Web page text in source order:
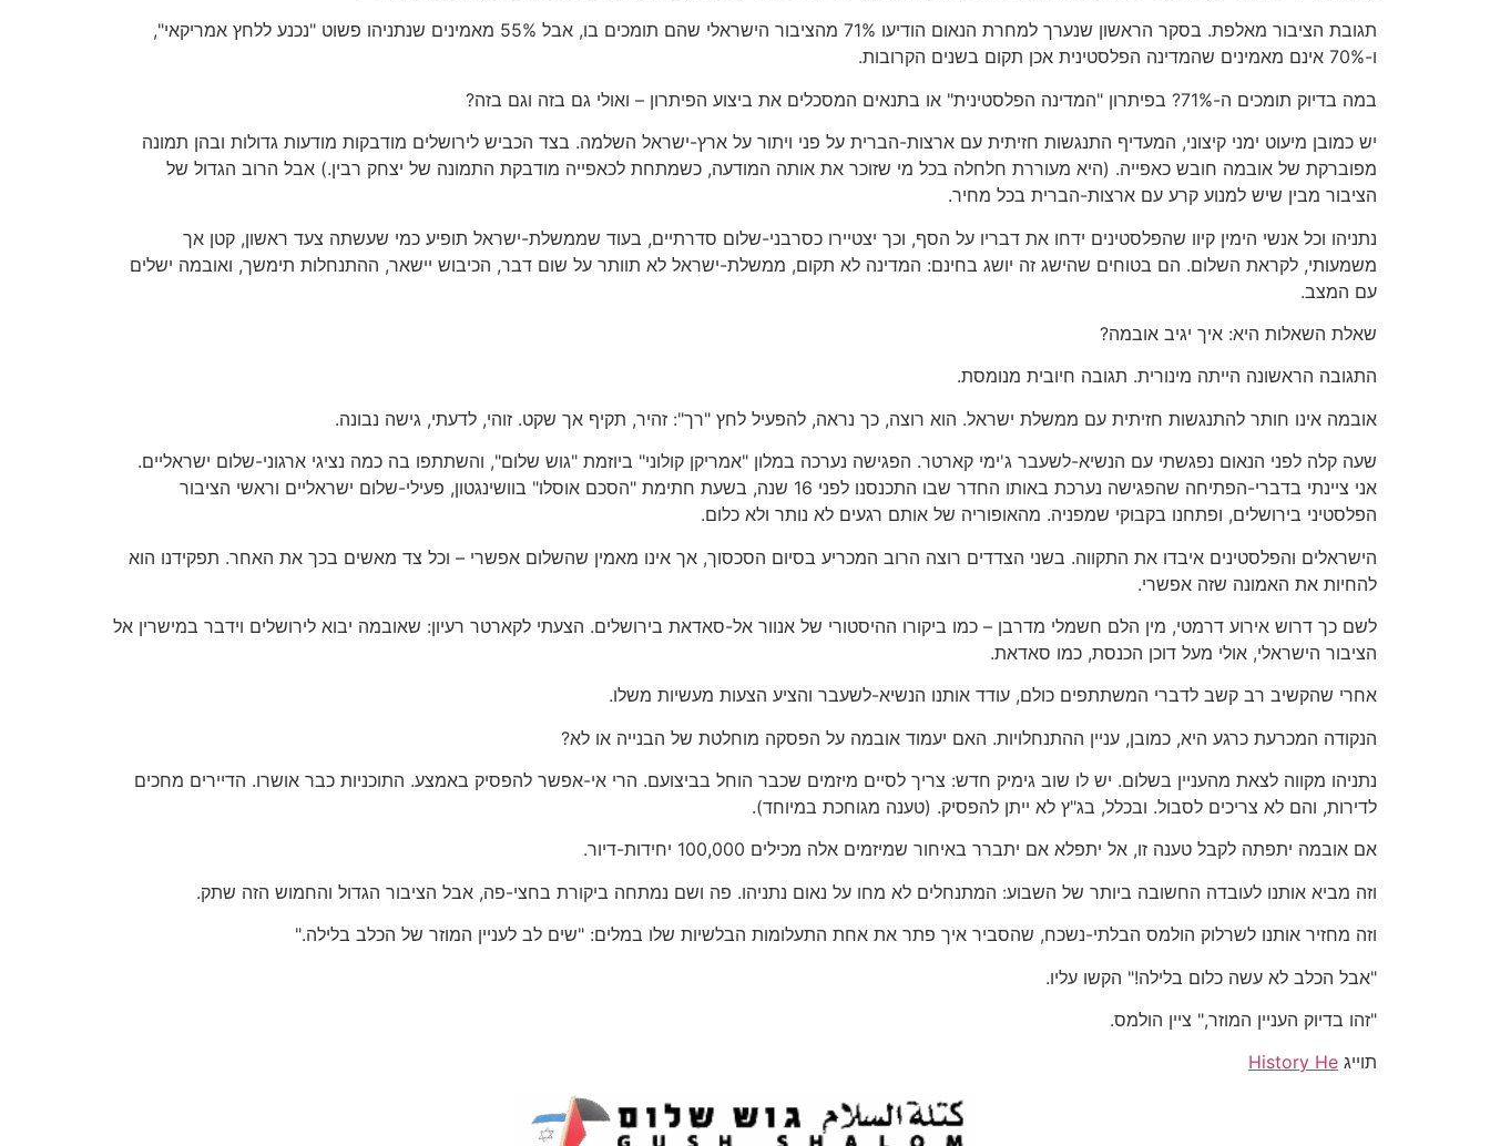
תגובת הציבור מאלפת. בסקר הראשון שנערך למחרת הנאום הודיעו 71% מהציבור הישראלי שהם תומכים בו, אבל 55% מאמינים שנתניהו פשוט "נכנע ללחץ אמריקאי",
ו-70% אינם מאמינים שהמדינה הפלסטינית אכן תקום בשנים הקרובות.
במה בדיוק תומכים ה-71%? בפיתרון "המדינה הפלסטינית" או בתנאים המסכלים את ביצוע הפיתרון – ואולי גם בזה וגם בזה?
יש כמובן מיעוט ימני קיצוני, המעדיף התנגשות חזיתית עם ארצות-הברית על פני ויתור על ארץ-ישראל השלמה. בצד הכביש לירושלים מודבקות מודעות גדולות ובהן תמונה
מפוברקת של אובמה חובש כאפייה. (היא מעוררת חלחלה בכל מי שזוכר את אותה המודעה, כשמתחת לכאפייה מודבקת התמונה של יצחק רבין.) אבל הרוב הגדול של
הציבור מבין שיש למנוע קרע עם ארצות-הברית בכל מחיר.
נתניהו וכל אנשי הימין קיוו שהפלסטינים ידחו את דבריו על הסף, וכך יצטיירו כסרבני-שלום סדרתיים, בעוד שממשלת-ישראל תופיע כמי שעשתה צעד ראשון, קטן אך
משמעותי, לקראת השלום. הם בטוחים שהישג זה יושג בחינם: המדינה לא תקום, ממשלת-ישראל לא תוותר על שום דבר, הכיבוש יישאר, ההתנחלות תימשך, ואובמה ישלים
עם המצב.
שאלת השאלות היא: איך יגיב אובמה?
התגובה הראשונה הייתה מינורית. תגובה חיובית מנומסת.
אובמה אינו חותר להתנגשות חזיתית עם ממשלת ישראל. הוא רוצה, כך נראה, להפעיל לחץ "רך": זהיר, תקיף אך שקט. זוהי, לדעתי, גישה נבונה.
שעה קלה לפני הנאום נפגשתי עם הנשיא-לשעבר ג'ימי קארטר. הפגישה נערכה במלון "אמריקן קולוני" ביוזמת "גוש שלום", והשתתפו בה כמה נציגי ארגוני-שלום ישראליים.
אני ציינתי בדברי-הפתיחה שהפגישה נערכת באותו החדר שבו התכנסנו לפני 16 שנה, בשעת חתימת "הסכם אוסלו" בוושינגטון, פעילי-שלום ישראליים וראשי הציבור
הפלסטיני בירושלים, ופתחנו בקבוקי שמפניה. מהאופוריה של אותם רגעים לא נותר ולא כלום.
הישראלים והפלסטינים איבדו את התקווה. בשני הצדדים רוצה הרוב המכריע בסיום הסכסוך, אך אינו מאמין שהשלום אפשרי – וכל צד מאשים בכך את האחר. תפקידנו הוא
להחיות את האמונה שזה אפשרי.
לשם כך דרוש אירוע דרמטי, מין הלם חשמלי מדרבן – כמו ביקורו ההיסטורי של אנוור אל-סאדאת בירושלים. הצעתי לקארטר רעיון: שאובמה יבוא לירושלים וידבר במישרין אל
הציבור הישראלי, אולי מעל דוכן הכנסת, כמו סאדאת.
אחרי שהקשיב רב קשב לדברי המשתתפים כולם, עודד אותנו הנשיא-לשעבר והציע הצעות מעשיות משלו.
הנקודה המכרעת כרגע היא, כמובן, עניין ההתנחלויות. האם יעמוד אובמה על הפסקה מוחלטת של הבנייה או לא?
נתניהו מקווה לצאת מהעניין בשלום. יש לו שוב גימיק חדש: צריך לסיים מיזמים שכבר הוחל בביצועם. הרי אי-אפשר להפסיק באמצע. התוכניות כבר אושרו. הדיירים מחכים
לדירות, והם לא צריכים לסבול. ובכלל, בג"ץ לא ייתן להפסיק. (טענה מגוחכת במיוחד).
אם אובמה יתפתה לקבל טענה זו, אל יתפלא אם יתברר באיחור שמיזמים אלה מכילים 100,000 יחידות-דיור.
וזה מביא אותנו לעובדה החשובה ביותר של השבוע: המתנחלים לא מחו על נאום נתניהו. פה ושם נמתחה ביקורת בחצי-פה, אבל הציבור הגדול והחמוש הזה שתק.
וזה מחזיר אותנו לשרלוק הולמס הבלתי-נשכח, שהסביר איך פתר את אחת התעלומות הבלשיות שלו במלים: "שים לב לעניין המוזר של הכלב בלילה."
"אבל הכלב לא עשה כלום בלילה!" הקשו עליו.
"זהו בדיוק העניין המוזר," ציין הולמס.
תוייג History He